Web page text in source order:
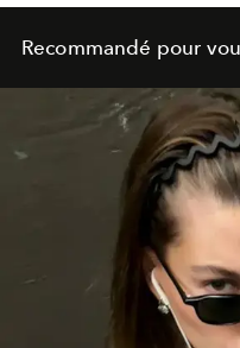
Recommandé pour